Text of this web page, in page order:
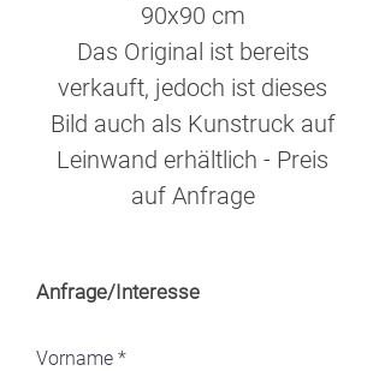
90x90 cm
Das Original ist bereits
verkauft, jedoch ist dieses
Bild auch als Kunstruck auf
Leinwand erhältlich - Preis
auf Anfrage
Anfrage/Interesse
Vorname